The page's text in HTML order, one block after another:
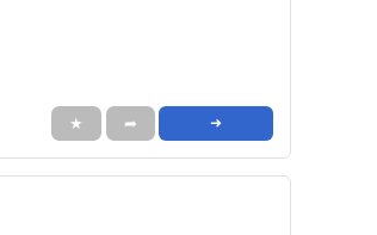
★ ➦ ➜